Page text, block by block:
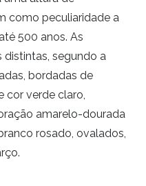
como peculiaridade a
500 anos. As
segundo a
bordadas de
cor verde claro,
amarelo-dourada
rosado, ovalados,